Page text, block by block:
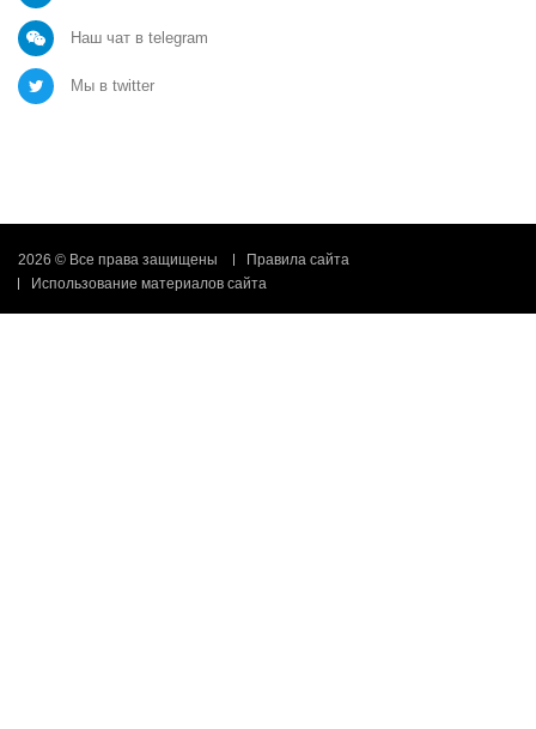
Наш чат в telegram
Мы в twitter
2026 © Все права защищены
Правила сайта
Использование материалов сайта